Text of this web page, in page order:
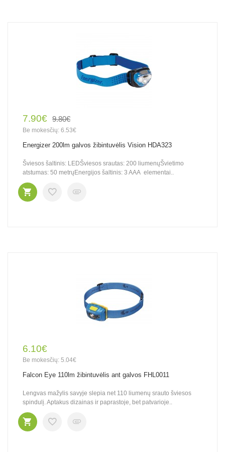
7.90€ 9.80€
Be mokesčių: 6.53€
Energizer 200lm galvos žibintuvėlis Vision HDA323
Šviesos šaltinis: LEDŠviesos srautas: 200 liumenųŠvietimo
atstumas: 50 metrųEnergijos šaltinis: 3 AAA elementai..
6.10€
Be mokesčių: 5.04€
Falcon Eye 110lm žibintuvėlis ant galvos FHL0011
Lengvas mažylis savyje slepia net 110 liumenų srauto šviesos
spindulį. Aptakus dizainas ir paprastoje, bet patvarioje..